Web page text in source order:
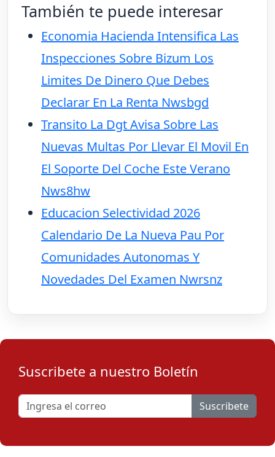
También te puede interesar
Economia Hacienda Intensifica Las
Inspecciones Sobre Bizum Los
Limites De Dinero Que Debes
Declarar En La Renta Nwsbgd
Transito La Dgt Avisa Sobre Las
Nuevas Multas Por Llevar El Movil En
El Soporte Del Coche Este Verano
Nws8hw
Educacion Selectividad 2026
Calendario De La Nueva Pau Por
Comunidades Autonomas Y
Novedades Del Examen Nwrsnz
Suscribete a nuestro Boletín
Suscribete